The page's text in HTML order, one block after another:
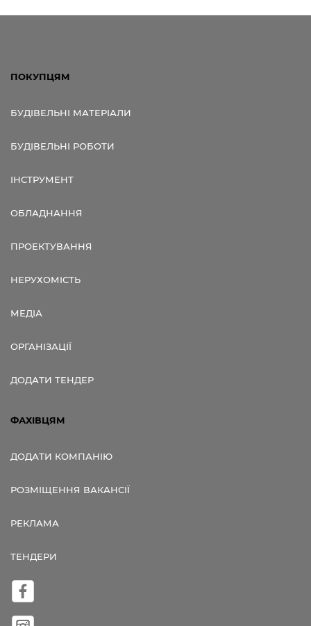
ПОКУПЦЯМ
БУДІВЕЛЬНІ МАТЕРІАЛИ
БУДІВЕЛЬНІ РОБОТИ
ІНСТРУМЕНТ
ОБЛАДНАННЯ
ПРОЕКТУВАННЯ
НЕРУХОМІСТЬ
МЕДІА
ОРГАНІЗАЦІЇ
ДОДАТИ ТЕНДЕР
ФАХІВЦЯМ
ДОДАТИ КОМПАНІЮ
РОЗМІЩЕННЯ ВАКАНСІЇ
РЕКЛАМА
ТЕНДЕРИ